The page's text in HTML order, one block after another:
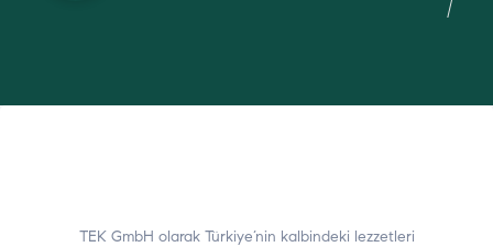
TEK GmbH olarak Türkiye’nin kalbindeki lezzetleri